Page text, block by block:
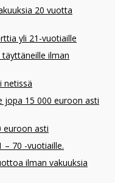
20 vuotta
yli 21-vuotiaille
ilman
netissä
jopa 15 000 euroon asti
euroon asti
– 70 -vuotiaille.
ilman vakuuksia